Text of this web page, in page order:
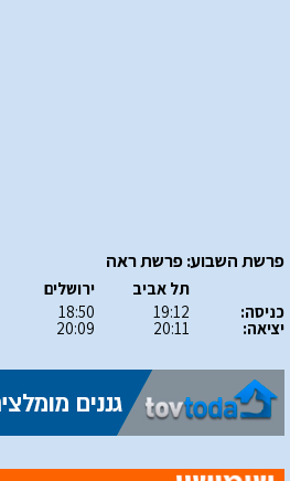
פרשת השבוע: פרשת ראה
כניסה:
יציאה:
תל אביב
19:12
20:11
ירושלים
18:50
20:09